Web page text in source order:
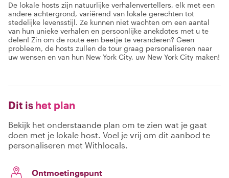
De lokale hosts zijn natuurlijke verhalenvertellers, elk met een
andere achtergrond, variërend van lokale gerechten tot
stedelijke levensstijl. Ze kunnen niet wachten om een aantal
van hun unieke verhalen en persoonlijke anekdotes met u te
delen! Zin om de route een beetje te veranderen? Geen
probleem, de hosts zullen de tour graag personaliseren naar
uw wensen en van hun New York City, uw New York City maken!
Dit is het plan
Bekijk het onderstaande plan om te zien wat je gaat
doen met je lokale host. Voel je vrij om dit aanbod te
personaliseren met Withlocals.
Ontmoetingspunt